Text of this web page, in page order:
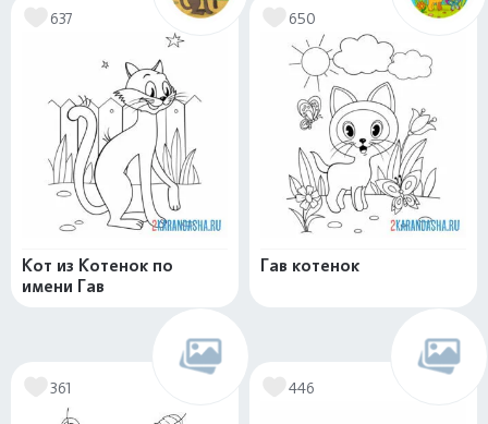
637
Кот из Котенок по
имени Гав
650
Гав котенок
361 446